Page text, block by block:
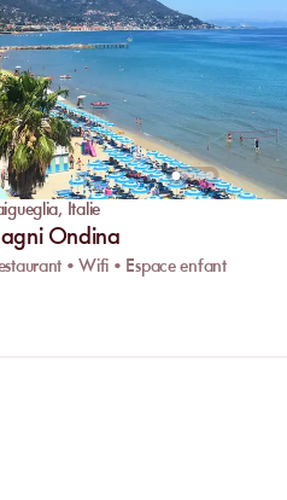
, Italie
Ondina
• Wifi • Espace enfant